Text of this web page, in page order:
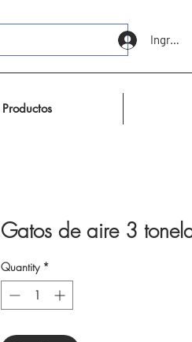
Ingresar
Productos
Gatos de aire 3
Quantity *